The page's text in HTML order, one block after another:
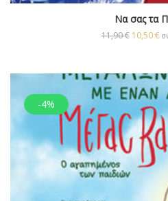
Να σας τα
11,90€ 10,50€
-4%